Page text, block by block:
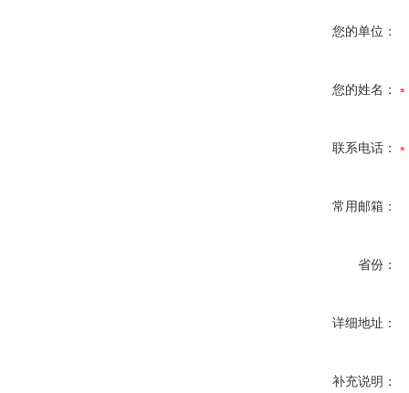
您的单位：
您的姓名：
联系电话：
常用邮箱：
省份：
详细地址：
补充说明：